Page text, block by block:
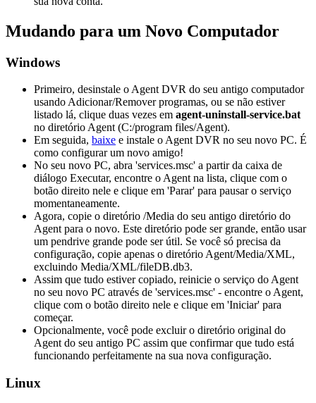
Mudando para um Novo Computador
Windows
Primeiro, desinstale o Agent DVR do seu antigo computador
usando Adicionar/Remover programas, ou se não estiver
listado lá, clique duas vezes em agent-uninstall-service.bat
no diretório Agent (C:/program files/Agent).
Em seguida, baixe e instale o Agent DVR no seu novo PC. É
como configurar um novo amigo!
No seu novo PC, abra 'services.msc' a partir da caixa de
diálogo Executar, encontre o Agent na lista, clique com o
botão direito nele e clique em 'Parar' para pausar o serviço
momentaneamente.
Agora, copie o diretório /Media do seu antigo diretório do
Agent para o novo. Este diretório pode ser grande, então usar
um pendrive grande pode ser útil. Se você só precisa da
configuração, copie apenas o diretório Agent/Media/XML,
excluindo Media/XML/fileDB.db3.
Assim que tudo estiver copiado, reinicie o serviço do Agent
no seu novo PC através de 'services.msc' - encontre o Agent,
clique com o botão direito nele e clique em 'Iniciar' para
começar.
Opcionalmente, você pode excluir o diretório original do
Agent do seu antigo PC assim que confirmar que tudo está
funcionando perfeitamente na sua nova configuração.
Linux